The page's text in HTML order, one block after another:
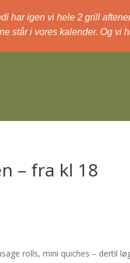
har igen vi hele 2 grill
står i vores kalender. Og vi
– fra kl 18
pies, sausage